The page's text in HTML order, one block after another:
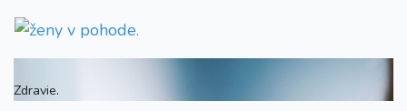
Zdravie.